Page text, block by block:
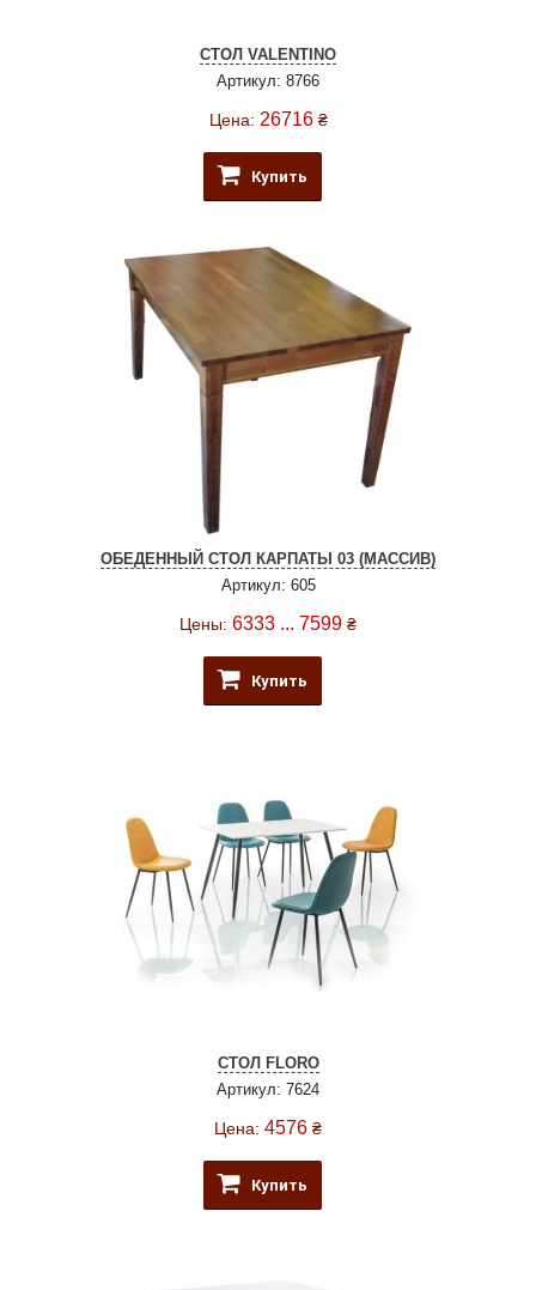
СТОЛ VALENTINO
Артикул: 8766
Цена: 26716 ₴
Купить
ОБЕДЕННЫЙ СТОЛ КАРПАТЫ 03 (МАССИВ)
Артикул: 605
Цены: 6333 ... 7599 ₴
Купить
СТОЛ FLORO
Артикул: 7624
Цена: 4576 ₴
Купить